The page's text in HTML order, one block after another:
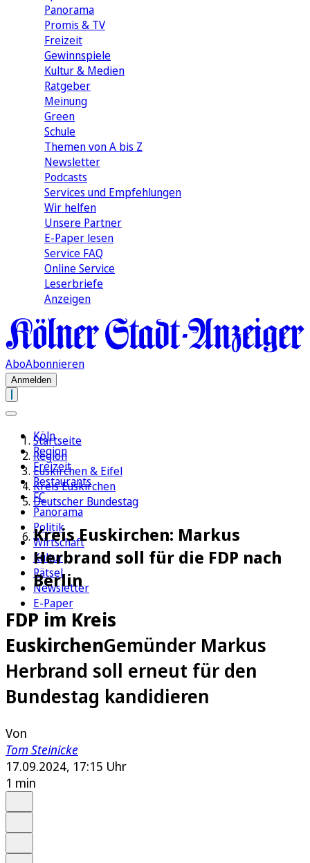
Panorama
Promis & TV
Freizeit
Gewinnspiele
Kultur & Medien
Ratgeber
Meinung
Green
Schule
Themen von A bis Z
Newsletter
Podcasts
Services und Empfehlungen
Wir helfen
Unsere Partner
E-Paper lesen
Service FAQ
Online Service
Leserbriefe
Anzeigen
AboAbonnieren
Anmelden
Köln
Region
Freizeit
Restaurants
FC
Panorama
Politik
Wirtschaft
Kultur
Rätsel
Newsletter
E-Paper
Startseite
Region
Euskirchen & Eifel
Kreis Euskirchen
Deutscher Bundestag
Kreis Euskirchen: Markus
Herbrand soll für die FDP nach
Berlin
FDP im Kreis
EuskirchenGemünder Markus
Herbrand soll erneut für den
Bundestag kandidieren
Von
Tom Steinicke
17.09.2024, 17:15 Uhr
1 min